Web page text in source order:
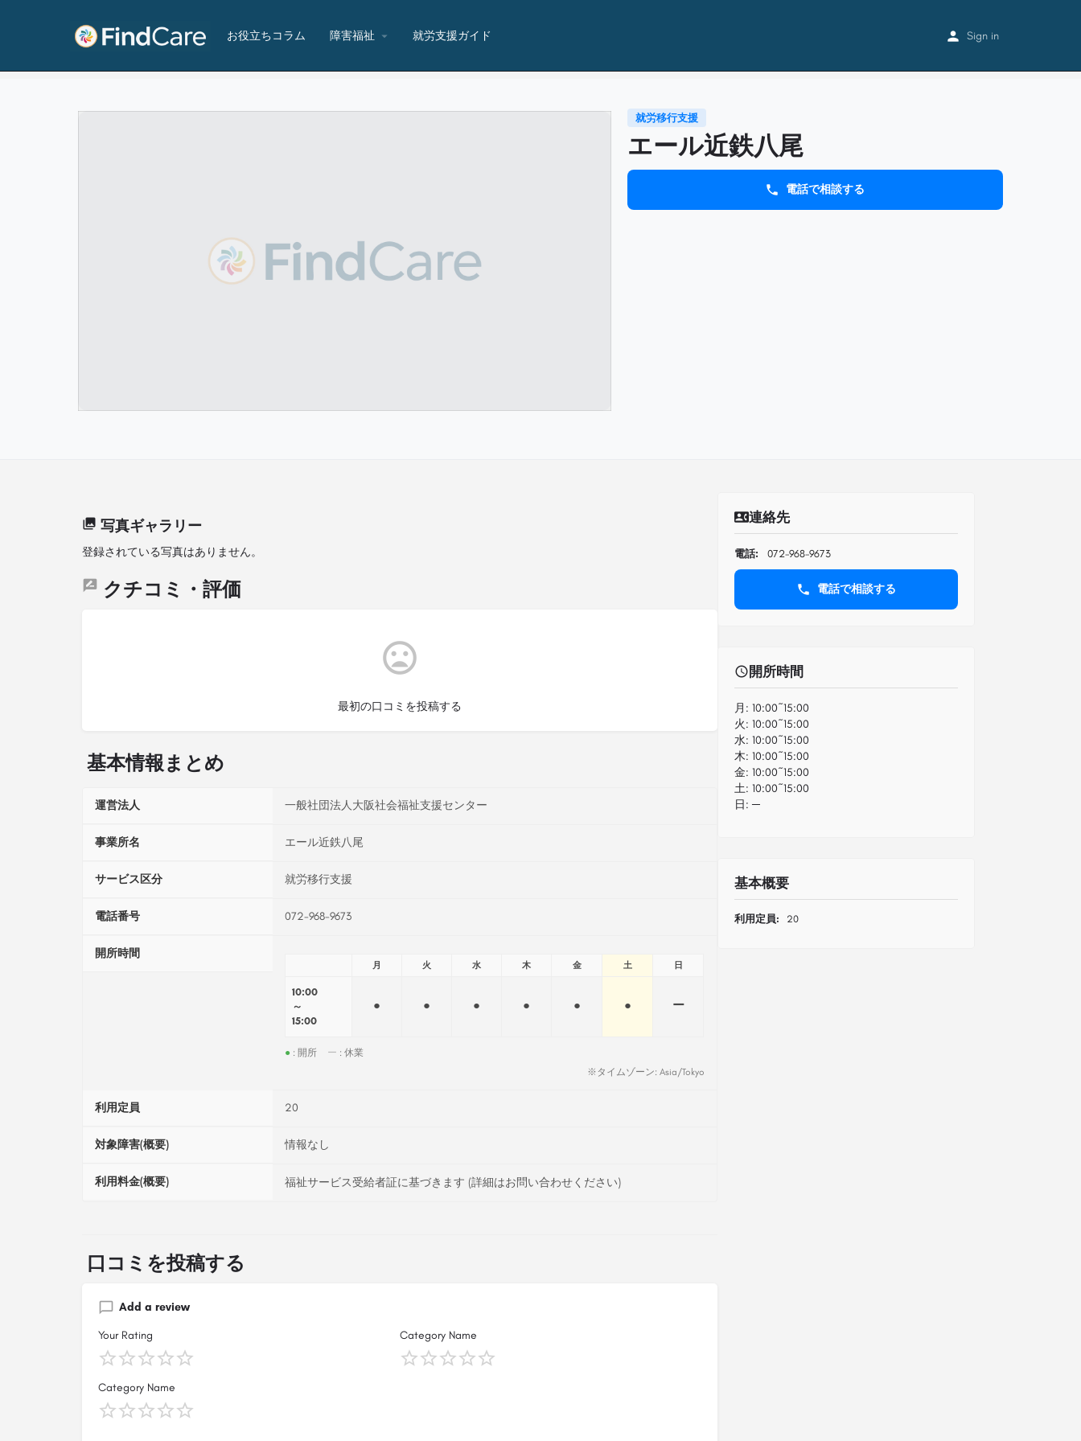
お役立ちコラム 障害福祉 就労支援ガイド Sign in
エール近鉄八尾 Listings エール近鉄八尾
就労移行支援
エール近鉄八尾
電話で相談する
写真ギャラリー
登録されている写真はありません。
クチコミ・評価
最初の口コミを投稿する
基本情報まとめ
運営法人 一般社団法人大阪社会福祉支援センター
事業所名 エール近鉄八尾
サービス区分 就労移行支援
電話番号 072-968-9673
開所時間
月 火 水 木 金 土 日
10:00
～
15:00
● ● ● ● ● ● ー
● : 開所 ー : 休業
※タイムゾーン: Asia/Tokyo
利用定員 20
対象障害(概要) 情報なし
利用料金(概要) 福祉サービス受給者証に基づきます (詳細はお問い合わせください)
口コミを投稿する
Add a review
Your Rating Category Name
Category Name
連絡先
電話: 072-968-9673
電話で相談する
開所時間
月: 10:00~15:00
火: 10:00~15:00
水: 10:00~15:00
木: 10:00~15:00
金: 10:00~15:00
土: 10:00~15:00
日: ─
基本概要
利用定員: 20